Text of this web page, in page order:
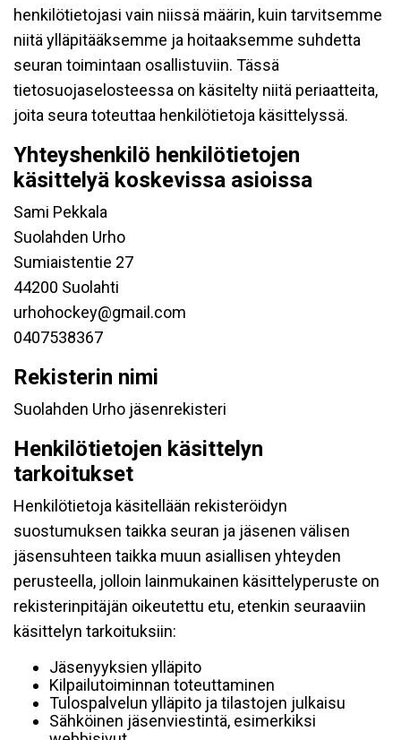
henkilötietojasi vain niissä määrin, kuin tarvitsemme
niitä ylläpitääksemme ja hoitaaksemme suhdetta
seuran toimintaan osallistuviin. Tässä
tietosuojaselosteessa on käsitelty niitä periaatteita,
joita seura toteuttaa henkilötietoja käsittelyssä.
Yhteyshenkilö henkilötietojen
käsittelyä koskevissa asioissa
Sami Pekkala
Suolahden Urho
Sumiaistentie 27
44200 Suolahti
urhohockey@gmail.com
0407538367
Rekisterin nimi
Suolahden Urho jäsenrekisteri
Henkilötietojen käsittelyn
tarkoitukset
Henkilötietoja käsitellään rekisteröidyn
suostumuksen taikka seuran ja jäsenen välisen
jäsensuhteen taikka muun asiallisen yhteyden
perusteella, jolloin lainmukainen käsittelyperuste on
rekisterinpitäjän oikeutettu etu, etenkin seuraaviin
käsittelyn tarkoituksiin:
Jäsenyyksien ylläpito
Kilpailutoiminnan toteuttaminen
Tulospalvelun ylläpito ja tilastojen julkaisu
Sähköinen jäsenviestintä, esimerkiksi